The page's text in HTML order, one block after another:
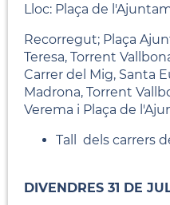
Lloc: Plaça de
Recorregut; Plaça
Teresa, Torrent
Carrer del Mig, Santa
Madrona, Torrent
Verema i Plaça de
Tall dels carrers
DIVENDRES 31 DE